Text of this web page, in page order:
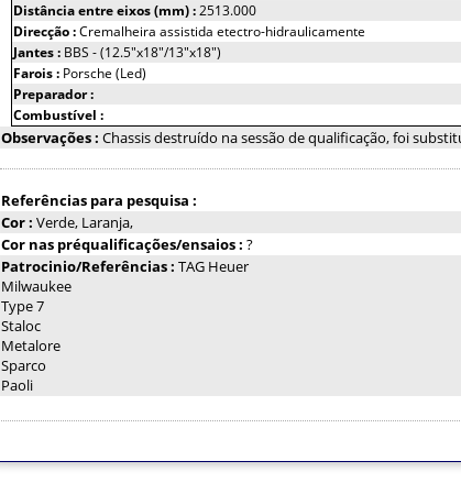
Distância entre eixos (mm) :2513.000
Direcção :Cremalheira assistida etectro-hidraulicamente
Jantes : BBS - (12.5"x18"/13"x18")
Farois : Porsche (Led)
Preparador :
Combustível :
Observações : Chassis destruído na sessão de qualificação, foi
Referências para pesquisa :
Cor : Verde, Laranja,
Cor nas préqualificações/ensaios : ?
Patrocinio/Referências : TAG Heuer
Milwaukee
Type 7
Staloc
Metalore
Sparco
Paoli